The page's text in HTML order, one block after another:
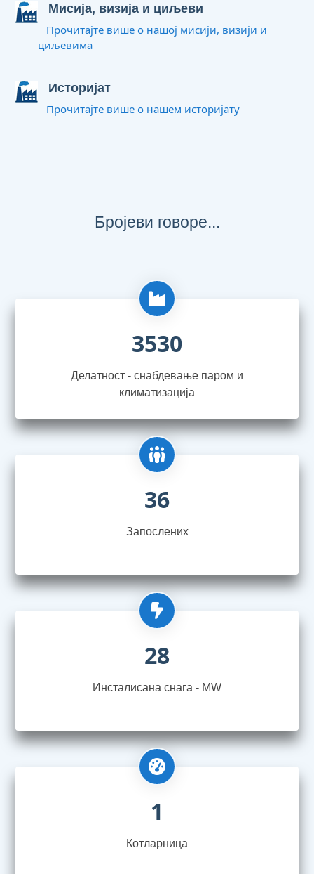
Мисија, визија и циљеви
Прочитајте више о нашој мисији, визији и
циљевима
Историјат
Прочитајте више о нашем историјату
Бројеви говоре...
3530
Делатност - снабдевање паром и
климатизација
36
Запослениx
28
Инсталисана снага - MW
1
Котларница